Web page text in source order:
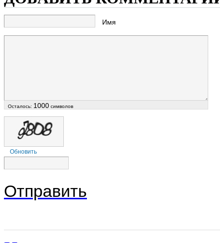
Имя
Осталось: 1000 символов
Обновить
Отправить